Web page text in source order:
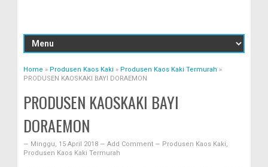
Home » Produsen Kaos Kaki » Produsen Kaos Kaki Termurah »
PRODUSEN KAOSKAKI BAYI DORAEMON
PRODUSEN KAOSKAKI BAYI
DORAEMON
— Minggu, 15 April 2018 — Add Comment — Produsen Kaos Kaki,
Produsen Kaos Kaki Termurah